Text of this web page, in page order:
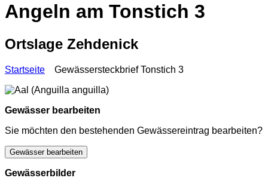
Angeln am Tonstich 3
Ortslage Zehdenick
Startseite Gewässersteckbrief Tonstich 3
Gewässer bearbeiten
Sie möchten den bestehenden Gewässereintrag bearbeiten?
Gewässer bearbeiten
Gewässerbilder